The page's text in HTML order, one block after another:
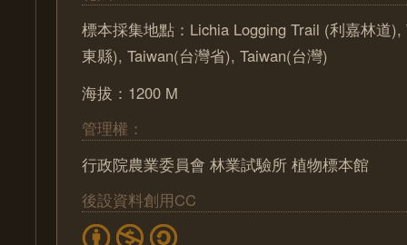
標本採集地點：Lichia Logging Trail (利嘉林道),
東縣), Taiwan(台灣省), Taiwan(台灣)
海拔：1200 M
管理權：
行政院農業委員會 林業試驗所 植物標本館
後設資料創用CC